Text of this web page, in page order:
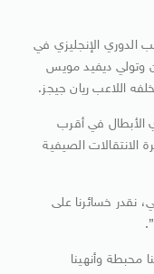
الدوري الإنجليزي في
وتولي ديفيد مويس
اللاعب ريان جيجز.
الأبطال في أقرب
الصيفية
نقدر خسائرنا على
كانت نتائجنا محبطة وأنهينا